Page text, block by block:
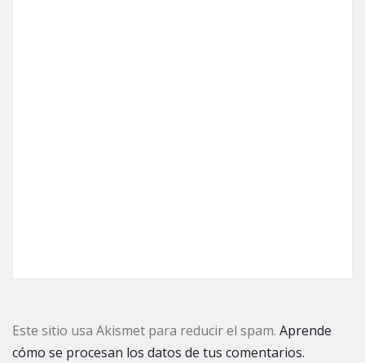
Este sitio usa Akismet para reducir el spam. Aprende
cómo se procesan los datos de tus comentarios.